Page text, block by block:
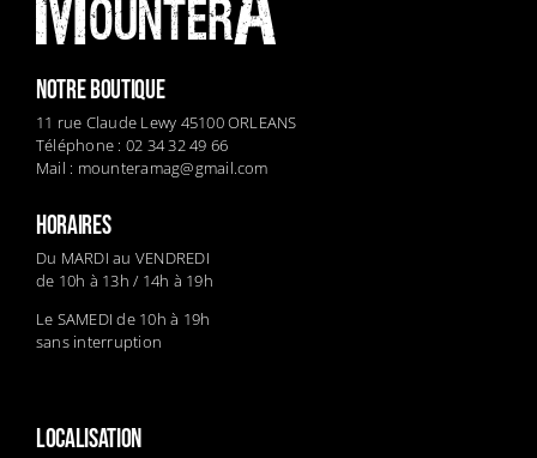
NOTRE BOUTIQUE
11 rue Claude Lewy 45100 ORLEANS
Téléphone : 02 34 32 49 66
Mail : mounteramag@gmail.com
HORAIRES
Du MARDI au VENDREDI
de 10h à 13h / 14h à 19h
Le SAMEDI de 10h à 19h
sans interruption
LOCALISATION